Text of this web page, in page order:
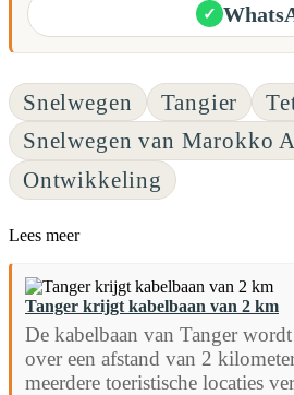
✓
Snelwegen Tangier
Snelwegen van Marokko
Ontwikkeling
Lees meer
Tanger krijgt kabelbaan van 2 km
De kabelbaan van Tanger
over een afstand van 2
meerdere toeristische locaties